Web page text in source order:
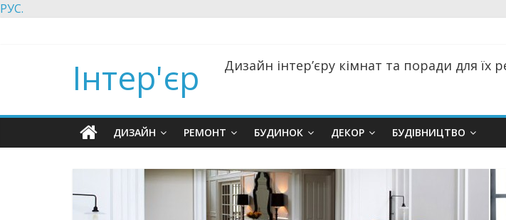
РУС.
Інтер'єр Дизайн інтер’єру кімнат та поради для їх
ДИЗАЙН РЕМОНТ БУДИНОК ДЕКОР БУДІВНИЦТВО